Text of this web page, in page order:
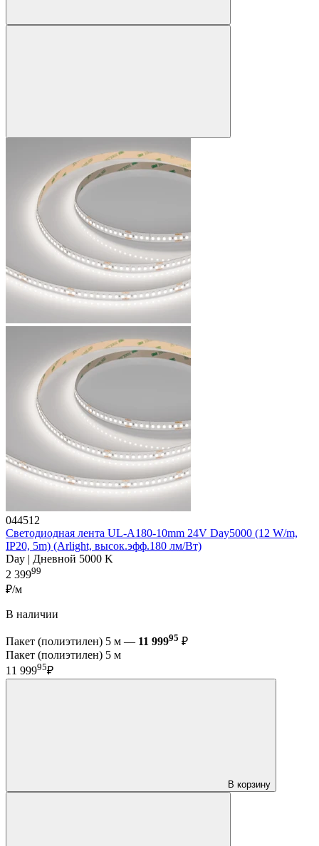
044512
Светодиодная лента UL-A180-10mm 24V Day5000 (12 W/m,
IP20, 5m) (Arlight, высок.эфф.180 лм/Вт)
Day | Дневной 5000 K
2 39999
₽/м
В наличии
Пакет (полиэтилен) 5 м — 11 99995 ₽
Пакет (полиэтилен) 5 м
11 99995₽
В корзину